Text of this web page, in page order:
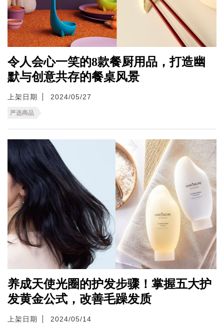
令人会心一笑的8款餐厨用品，打造幽
默与创意共存的餐桌风景
上架日期 2024/05/27
严选商品
养成天使光圈的护发步骤！掌握五大护
发黄金公式，改善毛躁发质
上架日期 2024/05/14